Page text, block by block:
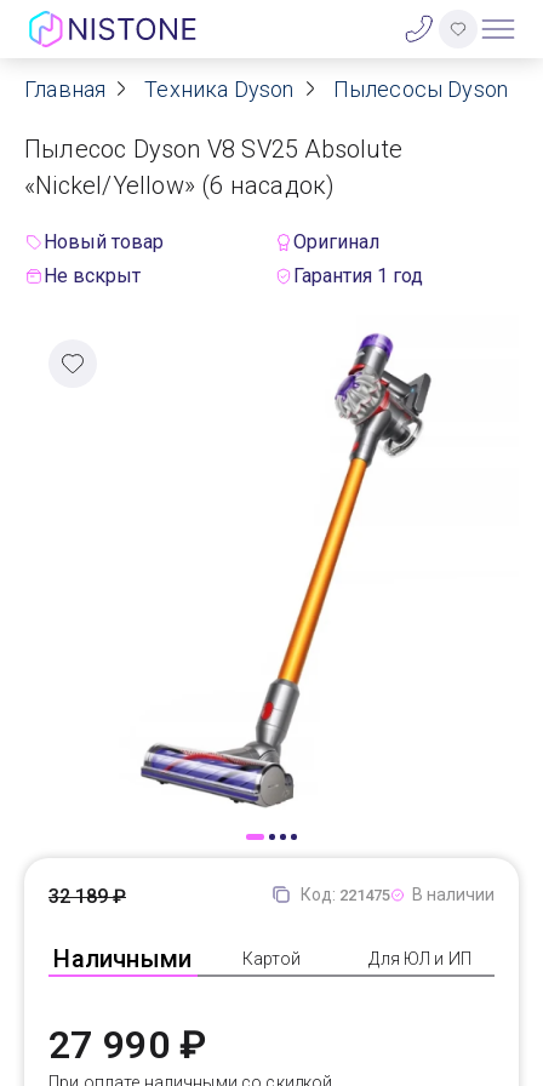
Акции
О нас
Договор оферты
Главная Техника Dyson Пылесосы Dyson
Пылесос Dyson V8 SV25 Absolute
«Nickel/Yellow» (6 насадок)
Новый товар
Оригинал
Не вскрыт
Гарантия 1 год
Код: 221475 В наличии
Наличными Картой Для ЮЛ и ИП
32 189 ₽
27 990 ₽